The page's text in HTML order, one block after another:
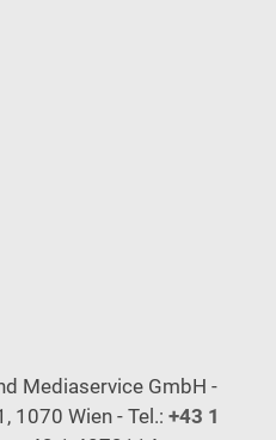
Mediaservice GmbH -
1070 Wien - Tel.: +43 1